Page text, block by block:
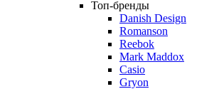
Топ-бренды
Danish Design
Romanson
Reebok
Mark Maddox
Casio
Gryon